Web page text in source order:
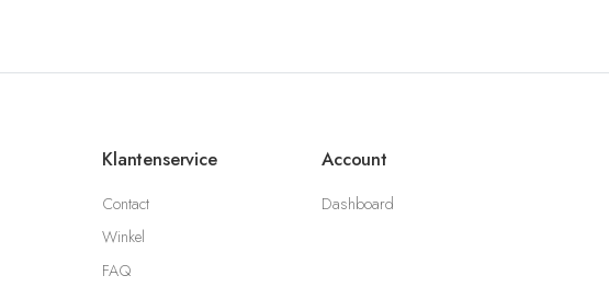
Klantenservice
Contact
Winkel
FAQ
Account
Dashboard